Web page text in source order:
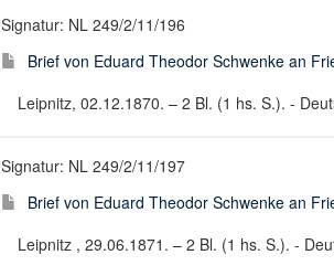
Signatur: NL 249/2/11/196
Brief von Eduard Theodor Schwenke an
Leipnitz, 02.12.1870. – 2 Bl. (1 hs. S.). -
Signatur: NL 249/2/11/197
Brief von Eduard Theodor Schwenke an
Leipnitz , 29.06.1871. – 2 Bl. (1 hs. S.). -